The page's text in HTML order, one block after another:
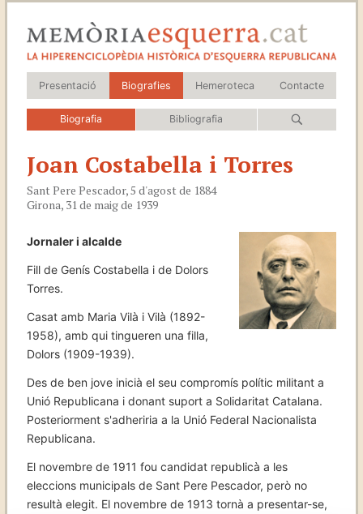
Presentació Biografies Hemeroteca Contacte
Biografia Bibliografia
Joan Costabella i Torres
Sant Pere Pescador, 5 d'agost de 1884
Girona, 31 de maig de 1939
Jornaler i alcalde
Fill de Genís Costabella i de Dolors
Torres.
Casat amb Maria Vilà i Vilà (1892-
1958), amb qui tingueren una filla,
Dolors (1909-1939).
Des de ben jove inicià el seu compromís polític militant a
Unió Republicana i donant suport a Solidaritat Catalana.
Posteriorment s'adheriria a la Unió Federal Nacionalista
Republicana.
El novembre de 1911 fou candidat republicà a les
eleccions municipals de Sant Pere Pescador, però no
resultà elegit. El novembre de 1913 tornà a presentar-se,